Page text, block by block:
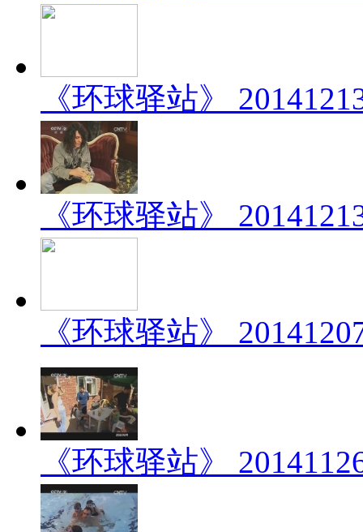
《环球驿站》
《环球驿站》
《环球驿站》
《环球驿站》